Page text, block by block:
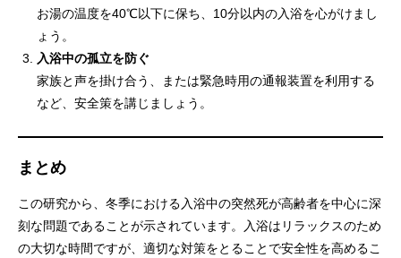
お湯の温度を40℃以下に保ち、10分以内の入浴を心がけまし
ょう。
入浴中の孤立を防ぐ
家族と声を掛け合う、または緊急時用の通報装置を利用する
など、安全策を講じましょう。
まとめ
この研究から、冬季における入浴中の突然死が高齢者を中心に深
刻な問題であることが示されています。入浴はリラックスのため
の大切な時間ですが、適切な対策をとることで安全性を高めるこ